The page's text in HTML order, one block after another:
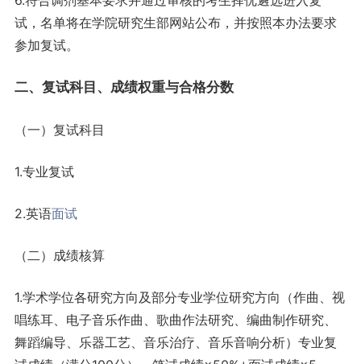
试，名单将在学院研究生部网站公布，并按照本办法要求
参加复试。
二、复试科目、成绩权重与合格分数
（一）复试科目
1.专业复试
2.英语面试
（二）成绩核算
1.学术学位各研究方向及部分专业学位研究方向（作曲、视
唱练耳、电子音乐作曲、歌曲作法研究、编曲制作研究、
舞蹈编导、乐器工艺、音乐治疗、音乐音响分析）专业复